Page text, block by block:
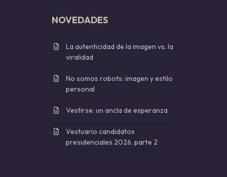
NOVEDADES
La autenticidad de la imagen vs. la
viralidad
No somos robots: imagen y estilo
personal
Vestirse: un ancla de esperanza
Vestuario candidatos
presidenciales 2026, parte 2